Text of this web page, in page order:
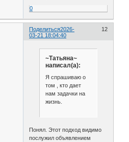
0
Поделиться 12
2026-
03-21 18:04:40
~Татьяна~
написал(а):
Я спрашиваю о
том , кто дает
нам задачки на
жизнь.
Понял. Этот подход видимо
послужил объявлением